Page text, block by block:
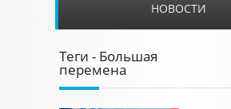
НОВОСТИ
Теги - Большая
перемена